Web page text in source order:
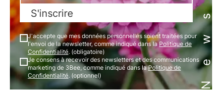
S'inscrire
J'accepte que mes données personnelles soient traitées pour
l'envoi de la newsletter, comme indiqué dans laPolitique de
Confidentialité. (obligatoire)
Je consens à recevoir des newsletters et des communications
marketing de 3Bee, comme indiqué dans laPolitique de
Confidentialité. (optionnel)